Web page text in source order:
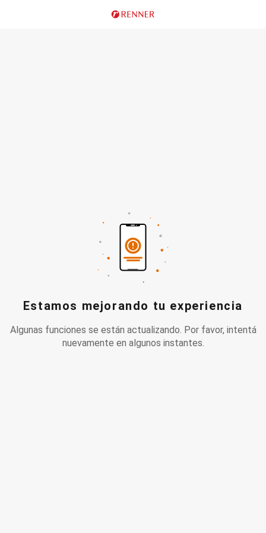
Estamos mejorando tu experiencia
Algunas funciones se están actualizando. Por favor, intentá
nuevamente en algunos instantes.